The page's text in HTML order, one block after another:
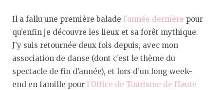
Il a fallu une première balade l’année dernière pour
qu’enfin je découvre les lieux et sa forêt mythique.
J’y suis retournée deux fois depuis, avec mon
association de danse (dont c’est le thème du
spectacle de fin d’année), et lors d’un long week-
end en famille pour l’Office de Tourisme de Haute